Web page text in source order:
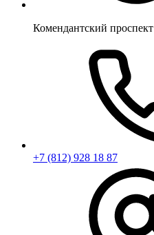
Комендантский проспект
+7 (812) 928 18 87